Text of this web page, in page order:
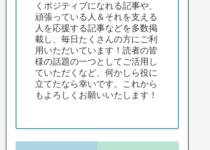
くポジティブになれる記事や、
頑張っている人＆それを支える
人を応援する記事などを多数掲
載し、毎日たくさんの方にご利
用いただいています！読者の皆
様の話題の一つとしてご活用し
ていただくなど、何かしら役に
立てたなら幸いです。これから
もよろしくお願いいたします！